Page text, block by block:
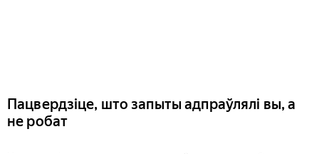
Пацвердзіце, што запыты адпраўлялі вы, а
не робат